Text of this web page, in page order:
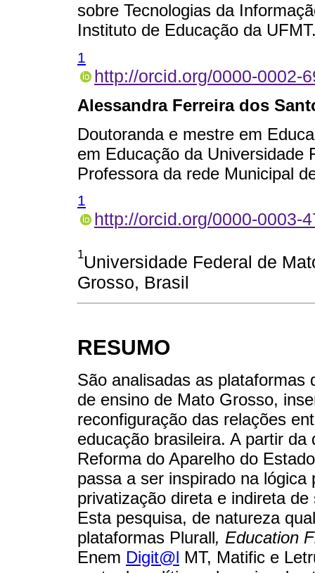
sobre Tecnologias da
Instituto de Educação da
1
http://orcid.org/0000-0002-
Alessandra Ferreira dos
Doutoranda e mestre em
em Educação da Universidade
Professora da rede Municipal
1
http://orcid.org/0000-0003-
1Universidade Federal de
Grosso, Brasil
RESUMO
São analisadas as plataformas
de ensino de Mato Grosso,
reconfiguração das relações
educação brasileira. A partir
Reforma do Aparelho do
passa a ser inspirado na
privatização direta e indireta
Esta pesquisa, de natureza
plataformas Plurall, Education
Enem Digit@l MT, Matific e